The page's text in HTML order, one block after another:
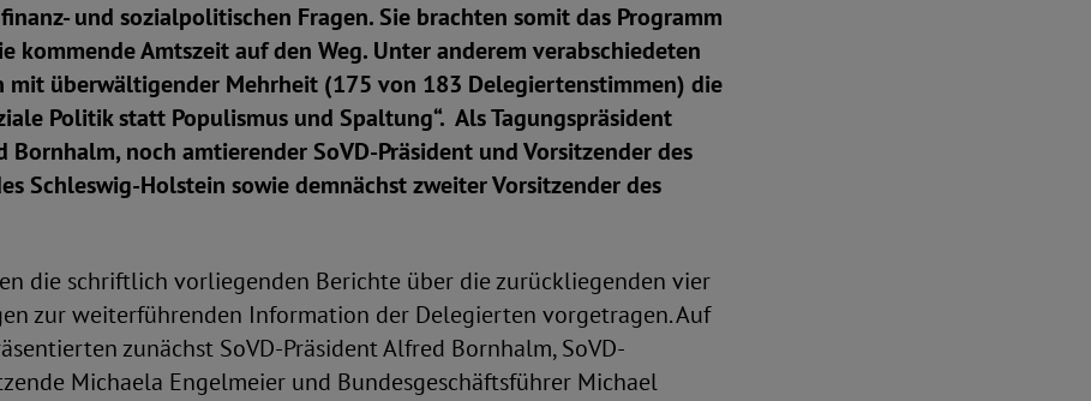
und sozialpolitischen Fragen. Sie brachten somit das Programm
kommende Amtszeit auf den Weg. Unter anderem verabschiedeten
mit überwältigender Mehrheit (175 von 183 Delegiertenstimmen) die
Politik statt Populismus und Spaltung“. Als Tagungspräsident
noch amtierender SoVD-Präsident und Vorsitzender des
Schleswig-Holstein sowie demnächst zweiter Vorsitzender des
die schriftlich vorliegenden Berichte über die zurückliegenden vier
zur weiterführenden Information der Delegierten vorgetragen. Auf
zunächst SoVD-Präsident Alfred Bornhalm, SoVD-
Michaela Engelmeier und Bundesgeschäftsführer Michael